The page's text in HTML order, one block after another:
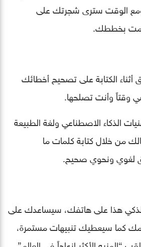
ومع الوقت سترى شجرتك على
بخططك.
الكتابة على تصحيح أخطائك
وقتاً وأنت تصلحها.
الذكاء الاصطناعي ولغة الطبيعة
من خلال كتابة كلمات ما
لغوي ونحوي صحيح.
هذا على هاتفك، سيساعدك على
كما سيعطيك تنبيهات مستمرة،